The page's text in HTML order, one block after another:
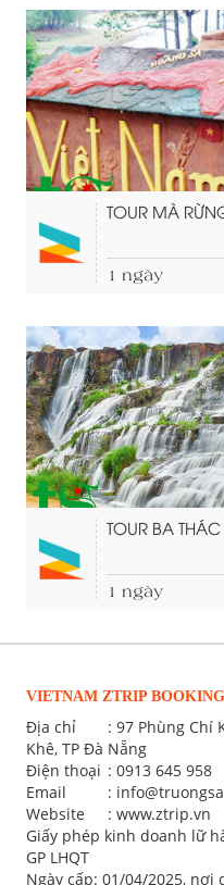
TOUR MÀ
1 ngày
TOUR BA
1 ngày
VIETNAM ZTRIP BOOKING
Địa chỉ
: 97 Phùng Chí
Khê, TP Đà Nẵng
Điện thoại : 0913 645 958
Email
:
Website
: www.ztrip.vn
Giấy phép kinh doanh lữ
GP LHQT
Ngày cấp: 01/04/2025, nơi